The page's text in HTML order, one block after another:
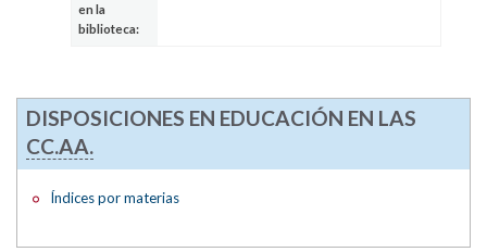
en la
biblioteca:
DISPOSICIONES EN EDUCACIÓN EN LAS
CC.AA.
Índices por materias